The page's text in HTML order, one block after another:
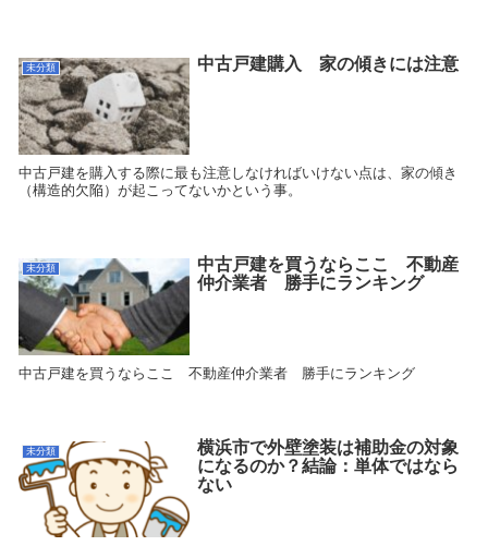
未分類 中古戸建購入 家の傾きには注意
中古戸建を購入する際に最も注意しなければいけない点は、家の傾き
（構造的欠陥）が起こってないかという事。
未分類
中古戸建を買うならここ 不動産
仲介業者 勝手にランキング
中古戸建を買うならここ 不動産仲介業者 勝手にランキング
未分類
横浜市で外壁塗装は補助金の対象
になるのか？結論：単体ではなら
ない